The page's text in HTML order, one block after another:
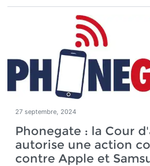
27 septembre, 2024
Phonegate : la Cour
autorise une action
contre Apple et